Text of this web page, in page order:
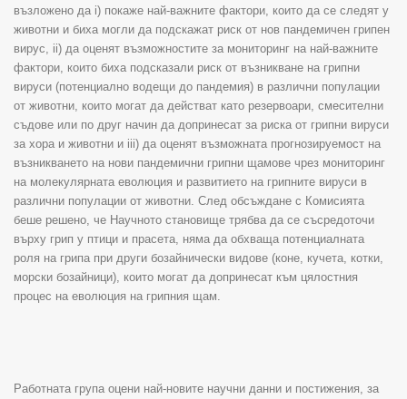
възложено да i) покаже най-важните фактори, които да се следят у
животни и биха могли да подскажат риск от нов пандемичен грипен
вирус, ii) да оценят възможностите за мониторинг на най-важните
фактори, които биха подсказали риск от възникване на грипни
вируси (потенциално водещи до пандемия) в различни популации
от животни, които могат да действат като резервоари, смесителни
съдове или по друг начин да допринесат за риска от грипни вируси
за хора и животни и iii) да оценят възможната прогнозируемост на
възникването на нови пандемични грипни щамове чрез мониторинг
на молекулярната еволюция и развитието на грипните вируси в
различни популации от животни. След обсъждане с Комисията
беше решено, че Научното становище трябва да се съсредоточи
върху грип у птици и прасета, няма да обхваща потенциалната
роля на грипа при други бозайнически видове (коне, кучета, котки,
морски бозайници), които могат да допринесат към цялостния
процес на еволюция на грипния щам.
Работната група оцени най-новите научни данни и постижения, за